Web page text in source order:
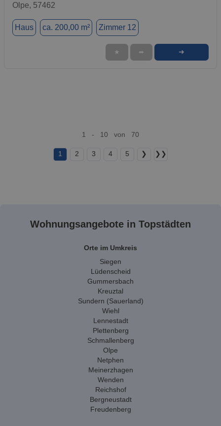
Olpe, 57462
Haus ca. 200,00 m² Zimmer 12
★ ➦ ➜
1 - 10 von 70
1 2 3 4 5 ❯ ❯❯
Wohnungsangebote in Topstädten
Orte im Umkreis
Siegen
Lüdenscheid
Gummersbach
Kreuztal
Sundern (Sauerland)
Wiehl
Lennestadt
Plettenberg
Schmallenberg
Olpe
Netphen
Meinerzhagen
Wenden
Reichshof
Bergneustadt
Freudenberg